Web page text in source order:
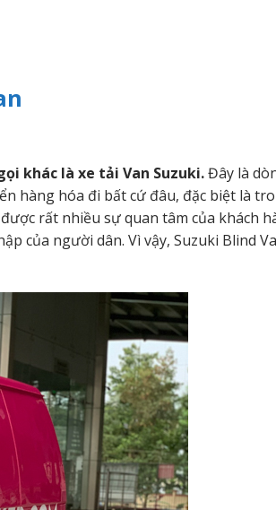
khác là xe tải Van Suzuki.Đây là
hàng hóa đi bất cứ đâu, đặc biệt là
rất nhiều sự quan tâm của khách
của người dân. Vì vậy, Suzuki Blind